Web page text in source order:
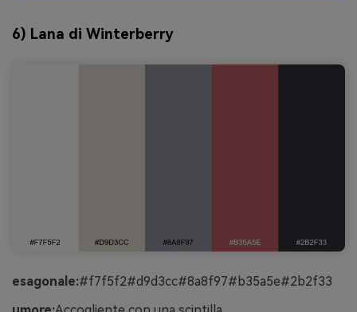
6) Lana di Winterberry
esagonale:#f7f5f2#d9d3cc#8a8f97#b35a5e#2b2f33